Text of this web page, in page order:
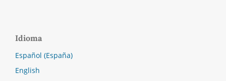
Idioma
Español (España)
English